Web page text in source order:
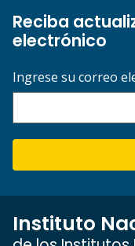
Reciba
electrónico
Ingrese su correo
Instituto